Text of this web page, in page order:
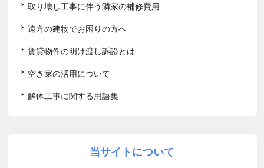
取り壊し工事に伴う隣家の補修費用
遠方の建物でお困りの方へ
賃貸物件の明け渡し訴訟とは
空き家の活用について
解体工事に関する用語集
当サイトについて